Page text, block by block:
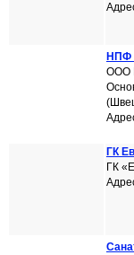
НПФ
ООО
ГК
ГК